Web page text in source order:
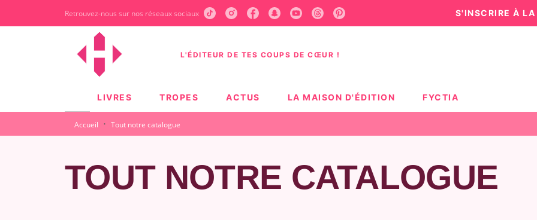
CONTENU PIED DE PAGE
Retrouvez-nous sur nos réseaux sociaux S'INSCRIRE À
L'ÉDITEUR DE TES COUPS DE CŒUR !
LIVRES TROPES ACTUS LA MAISON D'ÉDITION FYCTIA
Accueil · Tout notre catalogue
TOUT NOTRE CATALOGUE